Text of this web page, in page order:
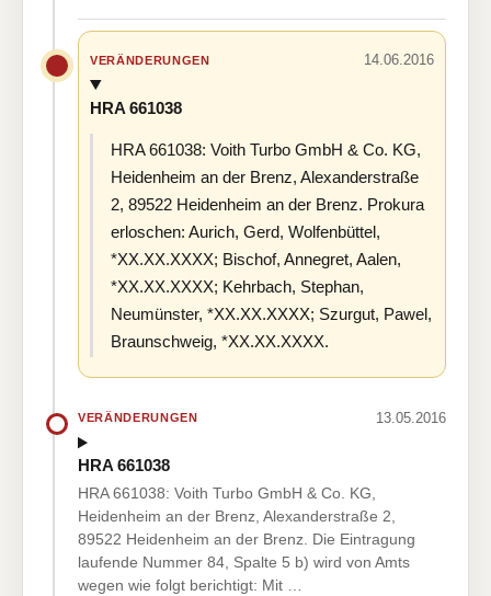
VERÄNDERUNGEN 14.06.2016
HRA 661038
HRA 661038: Voith Turbo GmbH & Co. KG,
Heidenheim an der Brenz, Alexanderstraße
2, 89522 Heidenheim an der Brenz. Prokura
erloschen: Aurich, Gerd, Wolfenbüttel,
*XX.XX.XXXX; Bischof, Annegret, Aalen,
*XX.XX.XXXX; Kehrbach, Stephan,
Neumünster, *XX.XX.XXXX; Szurgut, Pawel,
Braunschweig, *XX.XX.XXXX.
VERÄNDERUNGEN 13.05.2016
HRA 661038
HRA 661038: Voith Turbo GmbH & Co. KG,
Heidenheim an der Brenz, Alexanderstraße 2,
89522 Heidenheim an der Brenz. Die Eintragung
laufende Nummer 84, Spalte 5 b) wird von Amts
wegen wie folgt berichtigt: Mit …